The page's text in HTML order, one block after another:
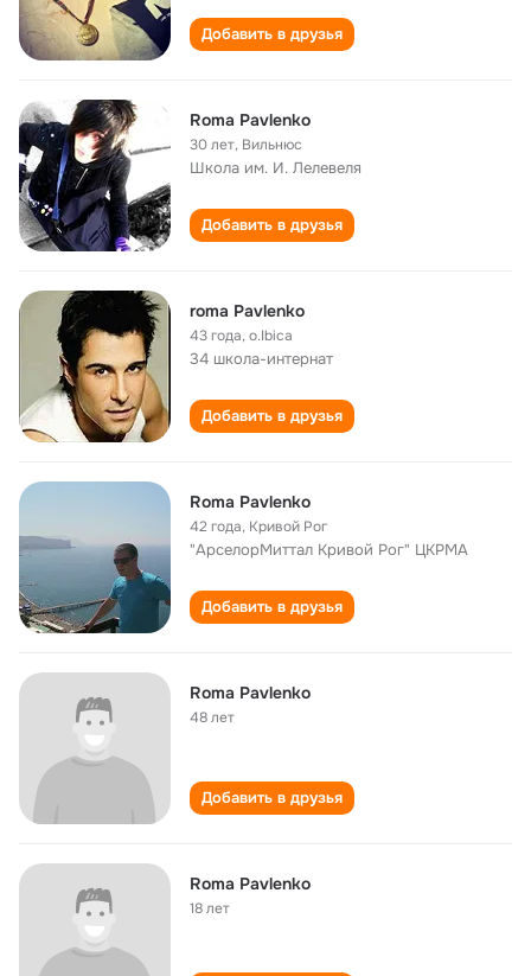
Добавить в друзья
Roma Pavlenko
30 лет, Вильнюс
Школа им. И. Лелевеля
Добавить в друзья
roma Pavlenko
43 года,o.Ibica
34 школа-интернат
Добавить в друзья
Roma Pavlenko
42 года, Кривой Рог
"АрселорМиттал Кривой Рог" ЦКРМА
Добавить в друзья
Roma Pavlenko
48 лет
Добавить в друзья
Roma Pavlenko
18 лет